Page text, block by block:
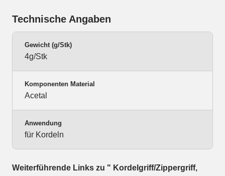
Technische Angaben
Gewicht (g/Stk)
4g/Stk
Komponenten Material
Acetal
Anwendung
für Kordeln
Weiterführende Links zu " Kordelgriff/Zippergriff,